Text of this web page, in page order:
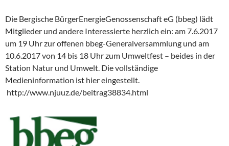
Die Bergische BürgerEnergieGenossenschaft eG (bbeg) lädt
Mitglieder und andere Interessierte herzlich ein: am 7.6.2017
um 19 Uhr zur offenen bbeg-Generalversammlung und am
10.6.2017 von 14 bis 18 Uhr zum Umweltfest – beides in der
Station Natur und Umwelt. Die vollständige
Medieninformation ist hier eingestellt.
http://www.njuuz.de/beitrag38834.html